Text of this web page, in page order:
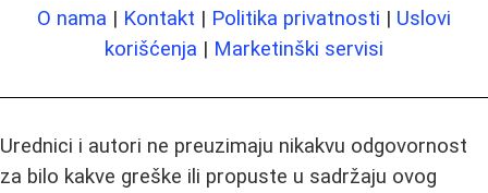
O nama | Kontakt | Politika privatnosti | Uslovi
korišćenja | Marketinški servisi
Urednici i autori ne preuzimaju nikakvu odgovornost
za bilo kakve greške ili propuste u sadržaju ovog